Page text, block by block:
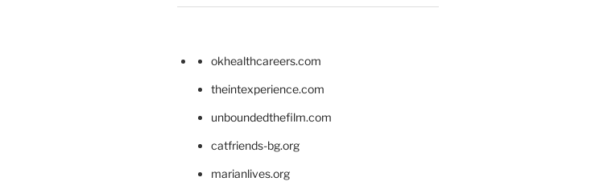
okhealthcareers.com
theintexperience.com
unboundedthefilm.com
catfriends-bg.org
marianlives.org